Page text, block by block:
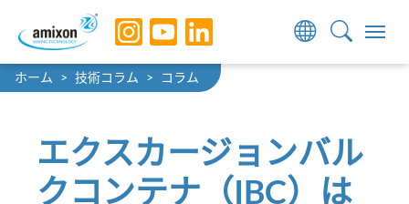
Skip to main navigation
Skip to main content
Skip to page footer
You are here:
ホーム 技術コラム コラム
エクスカージョンバル
クコンテナ（IBC）は